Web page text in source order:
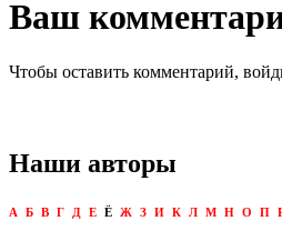
Ваш
Чтобы оставить комментарий,
Наши авторы
А Б В Г Д Е Ё Ж З И К Л М Н О П